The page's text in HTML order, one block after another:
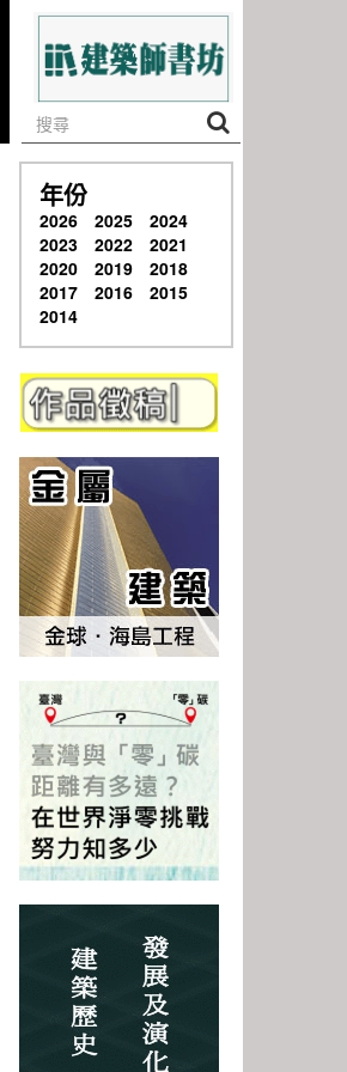
年份
2026 2025
2024
2023
2022
2021
2020
2019
2018
2017
2016
2015
2014